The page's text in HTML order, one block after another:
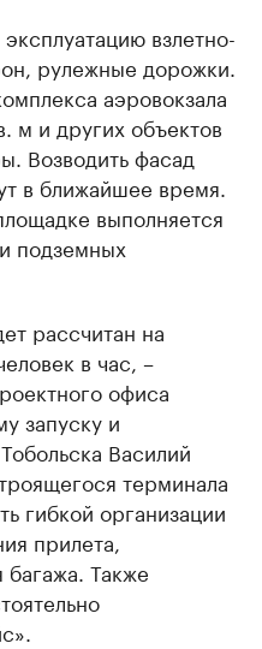
взлетно-
рулежные дорожки.
аэровокзала
м и других объектов
Возводить фасад
в ближайшее время.
выполняется
подземных
рассчитан на
в час, –
офиса
запуску и
Василий
терминала
гибкой организации
прилета,
багажа. Также